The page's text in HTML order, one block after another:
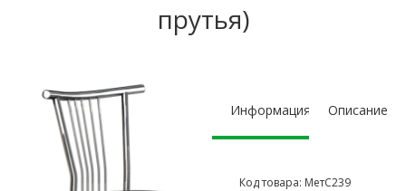
прутья)
Информация Описание
Код товара: МетС239